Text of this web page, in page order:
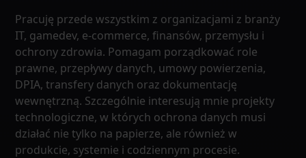
Pracuję przede wszystkim z organizacjami z branży
IT, gamedev, e-commerce, finansów, przemysłu i
ochrony zdrowia. Pomagam porządkować role
prawne, przepływy danych, umowy powierzenia,
DPIA, transfery danych oraz dokumentację
wewnętrzną. Szczególnie interesują mnie projekty
technologiczne, w których ochrona danych musi
działać nie tylko na papierze, ale również w
produkcie, systemie i codziennym procesie.